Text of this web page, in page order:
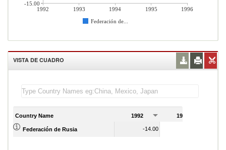
1992 1993 1994 1995
1996
Federación de...
-15.00
VISTA DE CUADRO
Country Name 1992 1993
Federación de Rusia -14.00